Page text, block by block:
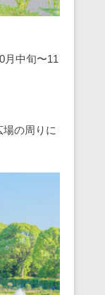
月中旬〜11
場の周りに